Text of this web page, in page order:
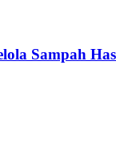
Sampah